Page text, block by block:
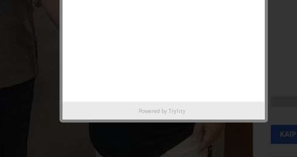
Powered byTrylity